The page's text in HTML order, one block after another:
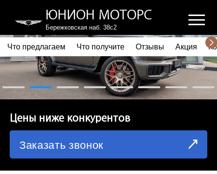
ЮНИОН МОТОРС
Бережковская наб. 38с2
ПОЧЕМУ ВЫБИРАЮТ НАС
ЧТО ПРЕДЛАГАЕМ
ЧТО ПОЛУЧИТЕ
Что предлагаем Что получите Отзывы Акция
Цены ниже конкурентов
Заказать звонок